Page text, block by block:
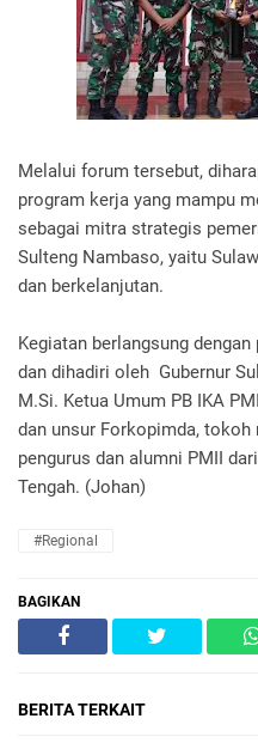
Melalui forum tersebut,
program kerja yang mampu
sebagai mitra strategis
Sulteng Nambaso, yaitu
dan berkelanjutan.
Kegiatan berlangsung
dan dihadiri oleh Gubernur
M.Si. Ketua Umum PB IKA
dan unsur Forkopimda,
pengurus dan alumni PMII
Tengah. (Johan)
#Regional
BAGIKAN
BERITA TERKAIT